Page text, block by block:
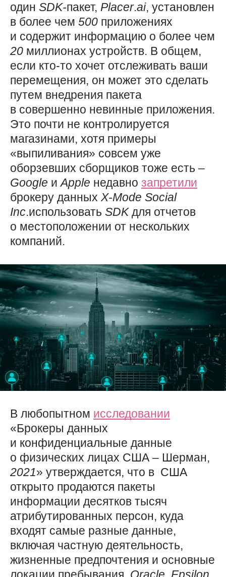
один SDK-пакет, Placer.ai, установлен
в более чем 500 приложениях
и содержит информацию о более чем
20 миллионах устройств. В общем,
если кто-то хочет отслеживать ваши
перемещения, он может это сделать
путем внедрения пакета
в совершенно невинные приложения.
Это почти не контролируется
магазинами, хотя примеры
«выпиливания» совсем уже
оборзевших сборщиков тоже есть –
Google иApple недавно запретили
брокеру данных X-Mode Social
Inc.использовать SDKдля отчетов
о местоположении от нескольких
компаний.
В любопытном исследовании
«Брокеры данных
и конфиденциальные данные
о физических лицах США – Шерман,
2021» утверждается, что в США
открыто продаются пакеты
информации десятков тысяч
атрибутированных персон, куда
входят самые разные данные,
включая частную деятельность,
жизненные предпочтения и основные